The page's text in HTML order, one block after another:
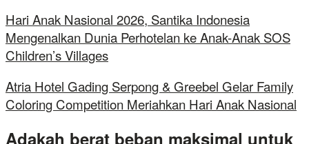
Hari Anak Nasional 2026, Santika Indonesia
Mengenalkan Dunia Perhotelan ke Anak-Anak SOS
Children’s Villages
Atria Hotel Gading Serpong & Greebel Gelar Family
Coloring Competition Meriahkan Hari Anak Nasional
Adakah berat beban maksimal untuk